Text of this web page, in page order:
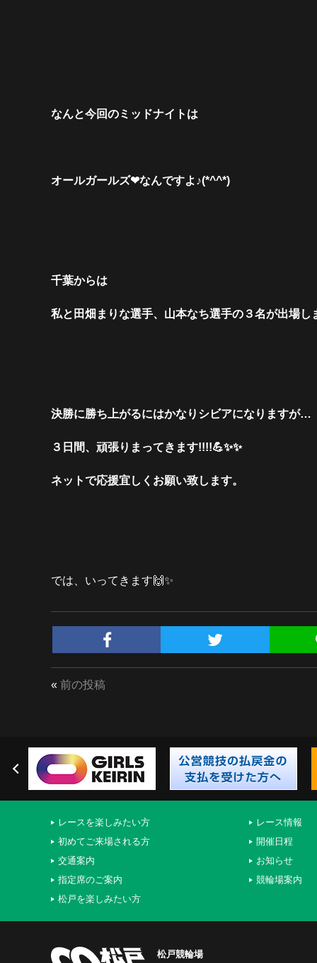
なんと今回のミッドナイトは
オールガールズ❤なんですよ♪(*^^*)
千葉からは
私と田畑まりな選手、山本なち選手の３名が出場し
決勝に勝ち上がるにはかなりシビアになりますが…
３日間、頑張りまってきます!!!!💪✨✨
ネットで応援宜しくお願い致します。
では、いってきます🙌✨
« 前の投稿
レースを楽しみたい方
初めてご来場される方
交通案内
指定席のご案内
松戸を楽しみたい方
レース情報
開催日程
お知らせ
競輪場案内
松戸競輪場